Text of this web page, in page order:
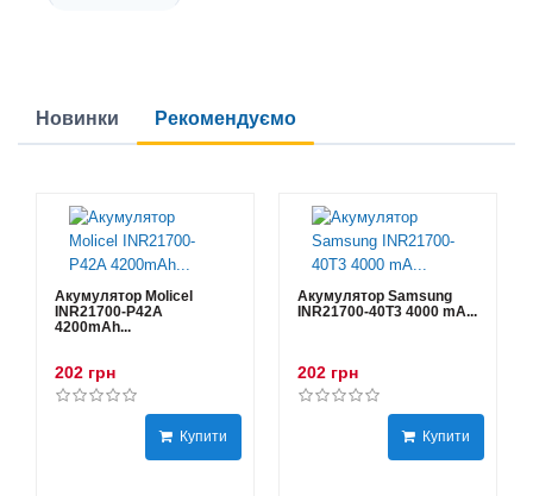
Новинки Рекомендуємо
Акумулятор Molicel
INR21700-P42A
4200mAh...
202 грн
Купити
Акумулятор Samsung
INR21700-40T3 4000 mA...
202 грн
Купити